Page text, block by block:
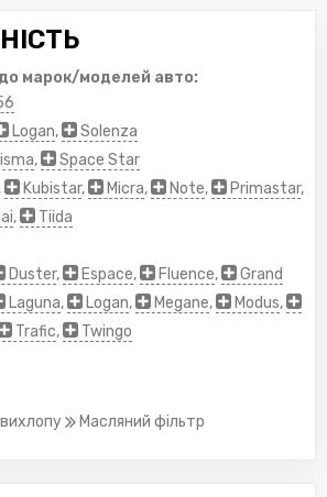
марок/моделей авто:
Logan,
Solenza
,
Space Star
, Kubistar, Micra, Note, Primastar,
,
Tiida
Duster, Espace, Fluence,
Grand
Laguna, Logan, Megane, Modus,
Trafic,
Twingo
Масляний фільтр